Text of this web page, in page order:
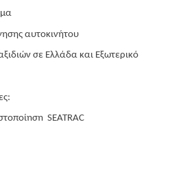
αυτοκινήτου
σε Ελλάδα και Εξωτερικό
SEATRAC